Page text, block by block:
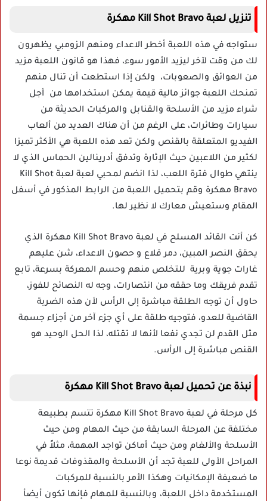
تنزيل لعبة Kill Shot Bravo مهكرة
ستواجه في هذه اللعبة أخطر الاعداء ومنهم الزومبي يظهرون
لك من وقت لآخر ليزيد الأمور سوء، فهذا هو قانون اللعبة مزيد
من العوائق والصعوبات، ولكن إذا استطعت أن تنال منهم
تمنحك اللعبة جوائز مالية قيمة يمكن استخدامها من أجل
شراء مزيد من الأسلحة والقنابل والمركبات الحديثة من
سيارات وطائرات، على الرغم من أن هناك العديد من ألعاب
الفيديو المتعلقة بالقنص ولكن تعد هذه اللعبة هي الأكثر تميزا
لكثير من اللاعبين حيث الإثارة وتدفق أدرينالين الحماس الذي لا
ينتهي طوال فترة اللعب، لذا انضم لمحبي لعبة لعبة Kill Shot
Bravo مهكرة وقم بتحميل اللعبة من الرابط المذكور في أسفل
المقام وستعيش معارك لا نظير لها.
كن أنت القائد المسلح في لعبة Kill Shot Bravo مهكرة الذي
يحقق النصر المبين، دمر قلاع و حصون الاعداء، شن عليهم
غارات جوية وبرية للتخلص منهم وحسم المعركة بسرعة، تابع
تقدم فريقك وما حققه من انتصارات، وجه له النصائح للفوز،
حاول أن توجه الطلقة مباشرة إلى الرأس لأن هذه الضربة
القاضية للعدو، فتوجيه طلقة على أي جزء آخر من أجزاء جسمة
مثل القدم لن تجدي نفعا لأنها لا تقتله، لذا الحل الوحيد هو
القنص مباشرة إلى الرأس.
نبذة عن تحميل لعبة Kill Shot Bravo مهكرة
كل مرحلة في لعبة Kill Shot Bravo مهكرة تتسم بطبيعة
مختلفة عن المرحلة السابقة من حيث المهام ومن حيث
الأسلحة والألغام ومن حيث أماكن تواجد المهمة، مثلاً في
المراحل الأولى للعبة تجد أن الأسلحة والمقذوفات قديمة نوعا
ما ضعيفة الإمكانيات وهكذا الأمر بالنسبة للمركبات
المستخدمة داخل اللعبة، وبالنسبة للمهام فإنها تكون أيضأ